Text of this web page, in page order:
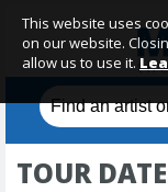
TOUR
This website uses
on our website.
allow us to use it.